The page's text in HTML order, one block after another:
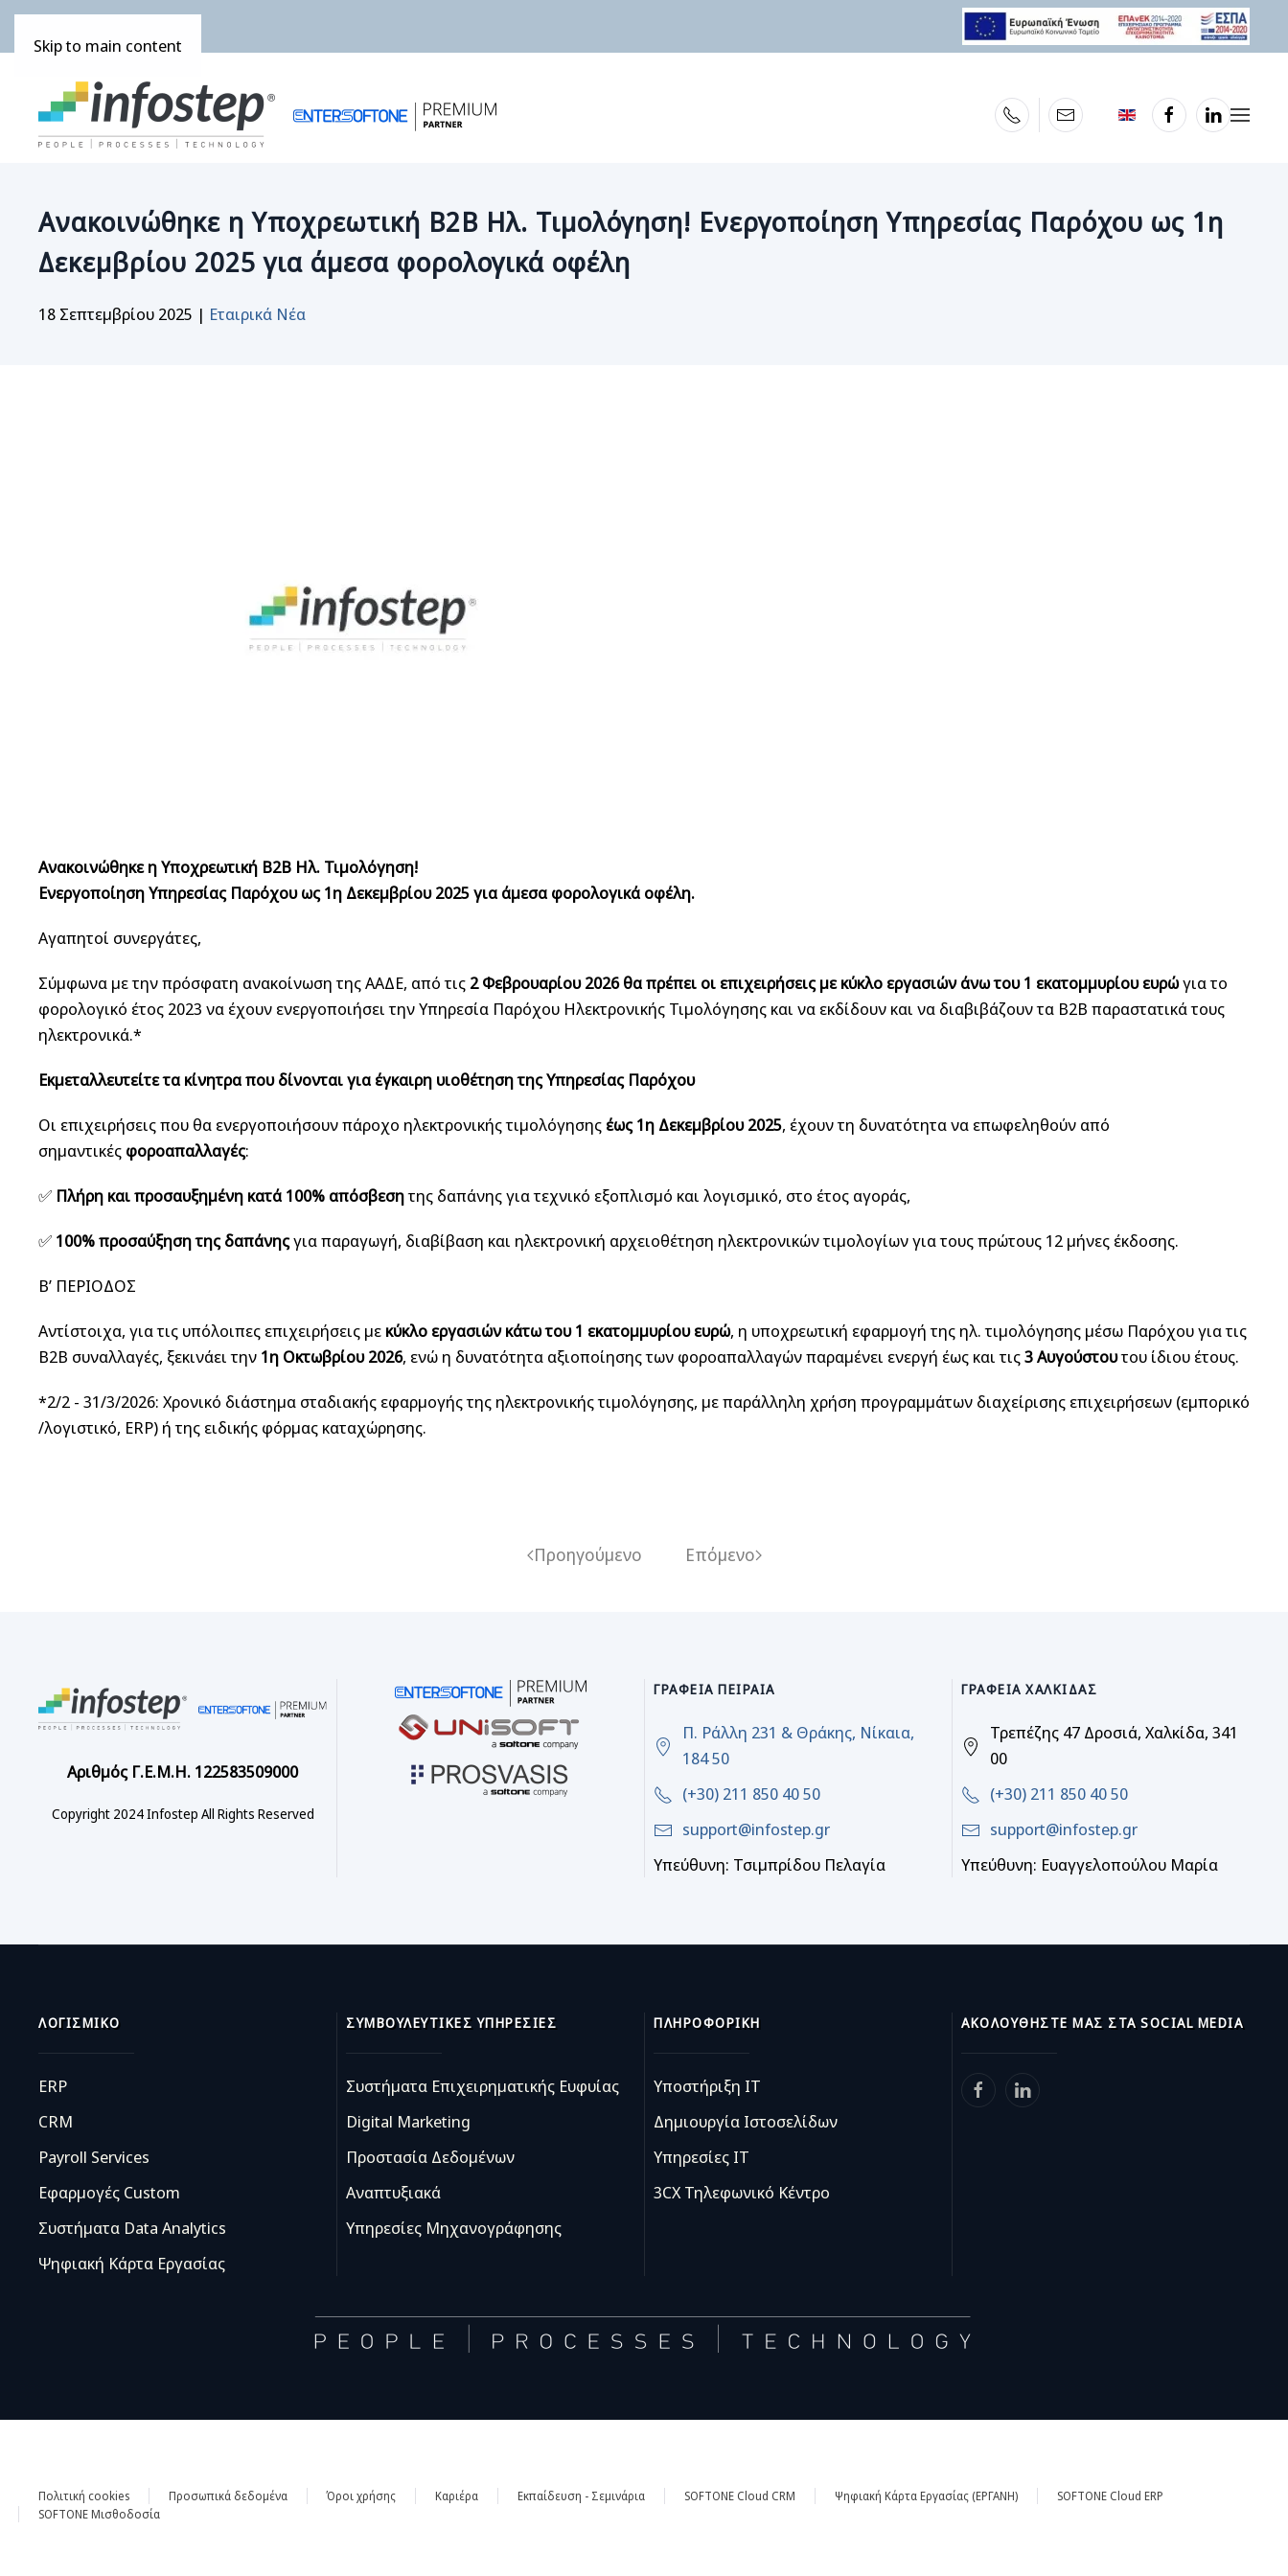
Skip to main content
Ανακοινώθηκε η Υποχρεωτική B2B Ηλ. Τιμολόγηση! Ενεργοποίηση Υπηρεσίας Παρόχου ως 1η
Δεκεμβρίου 2025 για άμεσα φορολογικά οφέλη
18 Σεπτεμβρίου 2025 | Εταιρικά Νέα
Ανακοινώθηκε η Υποχρεωτική B2B Ηλ. Τιμολόγηση!
Ενεργοποίηση Υπηρεσίας Παρόχου ως 1η Δεκεμβρίου 2025 για άμεσα φορολογικά οφέλη.
Αγαπητοί συνεργάτες,
Σύμφωνα με την πρόσφατη ανακοίνωση της ΑΑΔΕ, από τις 2 Φεβρουαρίου 2026 θα πρέπει οι επιχειρήσεις με κύκλο εργασιών άνω του 1 εκατομμυρίου ευρώγια το
φορολογικό έτος 2023 να έχουν ενεργοποιήσει την Υπηρεσία Παρόχου Ηλεκτρονικής Τιμολόγησης και να εκδίδουν και να διαβιβάζουν τα Β2Β παραστατικά τους
ηλεκτρονικά.*
Εκμεταλλευτείτε τα κίνητρα που δίνονται για έγκαιρη υιοθέτηση της Υπηρεσίας Παρόχου
Οι επιχειρήσεις που θα ενεργοποιήσουν πάροχο ηλεκτρονικής τιμολόγησης έως 1η Δεκεμβρίου 2025, έχουν τη δυνατότητα να επωφεληθούν από
σημαντικές φοροαπαλλαγές:
✅ Πλήρη και προσαυξημένη κατά 100% απόσβεσητης δαπάνης για τεχνικό εξοπλισμό και λογισμικό, στο έτος αγοράς,
✅ 100% προσαύξηση της δαπάνηςγια παραγωγή, διαβίβαση και ηλεκτρονική αρχειοθέτηση ηλεκτρονικών τιμολογίων για τους πρώτους 12 μήνες έκδοσης.
Β’ ΠΕΡΙΟΔΟΣ
Αντίστοιχα, για τις υπόλοιπες επιχειρήσεις με κύκλο εργασιών κάτω του 1 εκατομμυρίου ευρώ, η υποχρεωτική εφαρμογή της ηλ. τιμολόγησης μέσω Παρόχου για τις
B2B συναλλαγές, ξεκινάει την 1η Οκτωβρίου 2026, ενώ η δυνατότητα αξιοποίησης των φοροαπαλλαγών παραμένει ενεργή έως και τις3 Αυγούστουτου ίδιου έτους.
*2/2 - 31/3/2026: Χρονικό διάστημα σταδιακής εφαρμογής της ηλεκτρονικής τιμολόγησης, με παράλληλη χρήση προγραμμάτων διαχείρισης επιχειρήσεων (εμπορικό
/λογιστικό, ERP) ή της ειδικής φόρμας καταχώρησης.
Προηγούμενο Επόμενο
Αριθμός Γ.Ε.Μ.Η. 122583509000
Copyright 2024 Infostep All Rights Reserved
ΓΡΑΦΕΊΑ ΠΕΙΡΑΙΆ
Π. Ράλλη 231 & Θράκης, Νίκαια,
184 50
(+30) 211 850 40 50
support@infostep.gr
Υπεύθυνη: Τσιμπρίδου Πελαγία
ΓΡΑΦΕΊΑ ΧΑΛΚΊΔΑΣ
Τρεπέζης 47 Δροσιά, Χαλκίδα, 341
00
(+30) 211 850 40 50
support@infostep.gr
Υπεύθυνη: Ευαγγελοπούλου Μαρία
ΛΟΓΙΣΜΙΚΌ
ERP
CRM
Payroll Services
Εφαρμογές Custom
Συστήματα Data Analytics
Ψηφιακή Κάρτα Εργασίας
ΣΥΜΒΟΥΛΕΥΤΙΚΈΣ ΥΠΗΡΕΣΊΕΣ
Συστήματα Επιχειρηματικής Ευφυίας
Digital Marketing
Προστασία Δεδομένων
Αναπτυξιακά
Υπηρεσίες Μηχανογράφησης
ΠΛΗΡΟΦΟΡΙΚΉ
Υποστήριξη IT
Δημιουργία Ιστοσελίδων
Υπηρεσίες IT
3CX Τηλεφωνικό Κέντρο
ΑΚΟΛΟΥΘΉΣΤΕ ΜΑΣ ΣΤΑ SOCIAL MEDIA
Πολιτική cookies Προσωπικά δεδομένα Όροι χρήσης Καριέρα Εκπαίδευση - Σεμινάρια SOFTONE Cloud CRM Ψηφιακή Κάρτα Εργασίας (ΕΡΓΑΝΗ)
SOFTONE Cloud ERP
SOFTONE Μισθοδοσία